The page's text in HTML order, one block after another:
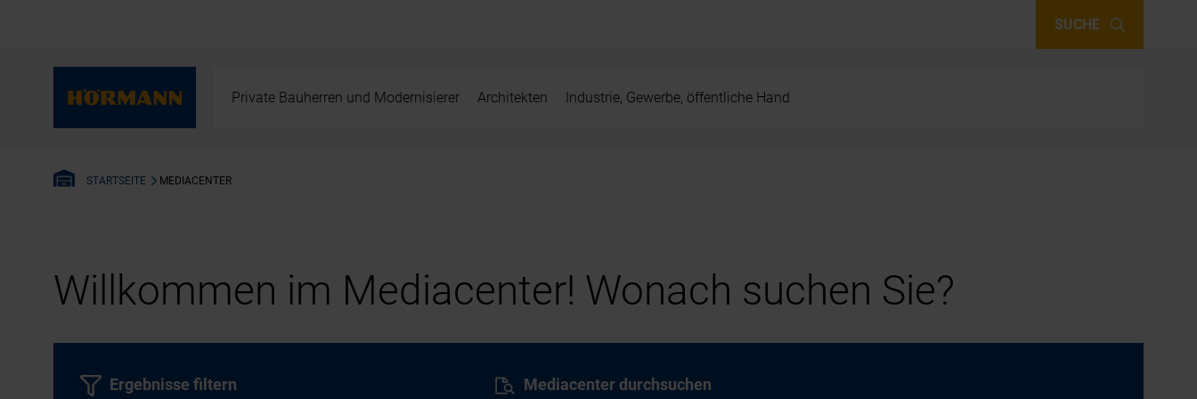
SUCHE
Private Bauherren und Modernisierer Architekten Industrie, Gewerbe, öffentliche Hand
STARTSEITE MEDIACENTER
Willkommen im Mediacenter! Wonach suchen Sie?
Mediacenter durchsuchen
Ergebnisse filtern